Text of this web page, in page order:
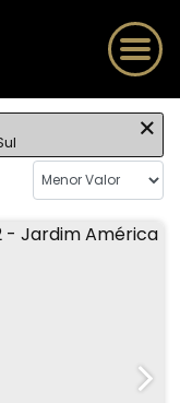
do Sul